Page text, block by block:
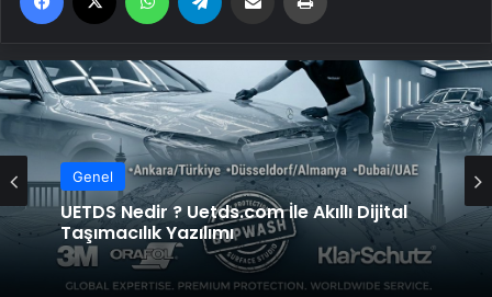
Genel
UETDS Nedir ? Uetds.com İle Akıllı Dijital
Taşımacılık Yazılımı